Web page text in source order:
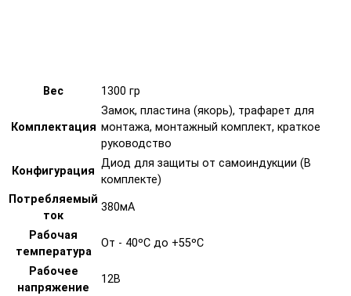
Вес 1300 гр
Комплектация
Замок, пластина (якорь), трафарет для
монтажа, монтажный комплект, краткое
руководство
Конфигурация
Диод для защиты от самоиндукции (В
комплекте)
Потребляемый
ток
380мА
Рабочая
температура
От - 40ºС до +55ºС
Рабочее
напряжение
12В